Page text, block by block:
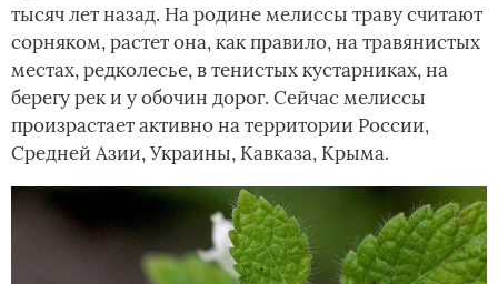
тысяч лет назад. На родине мелиссы траву считают
сорняком, растет она, как правило, на травянистых
местах, редколесье, в тенистых кустарниках, на
берегу рек и у обочин дорог. Сейчас мелиссы
произрастает активно на территории России,
Средней Азии, Украины, Кавказа, Крыма.